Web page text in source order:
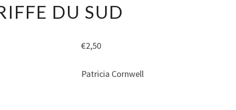
GRIFFE
DU SUD
€2,50
Patricia Cornwell